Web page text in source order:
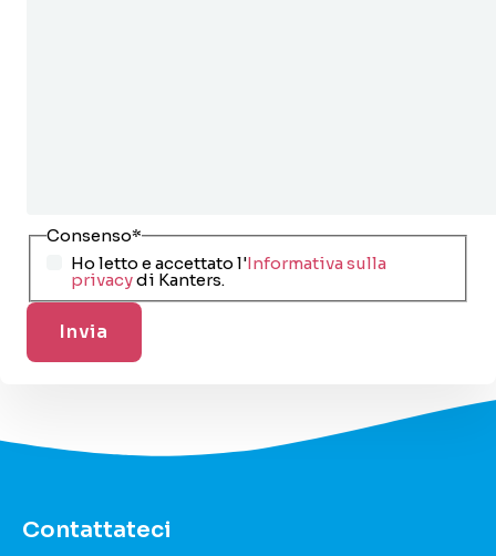
Consenso*
Ho letto e accettato l'Informativa sulla
privacydi Kanters.
Contattateci